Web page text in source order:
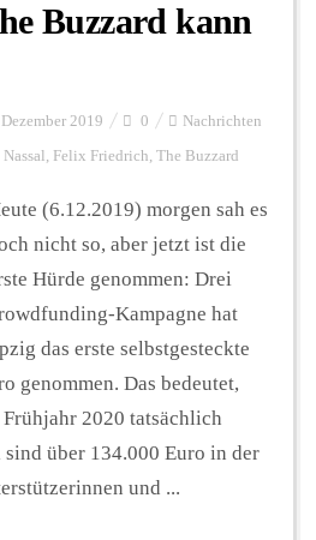
Buzzard kann
2019 0 Nachrichten
, Felix Friedrich, The Buzzard
(6.12.2019) morgen sah es
nicht so, aber jetzt ist die
Hürde genommen: Drei
Kampagne hat
das erste selbstgesteckte
genommen. Das bedeutet,
2020 tatsächlich
über 134.000 Euro in der
und ...